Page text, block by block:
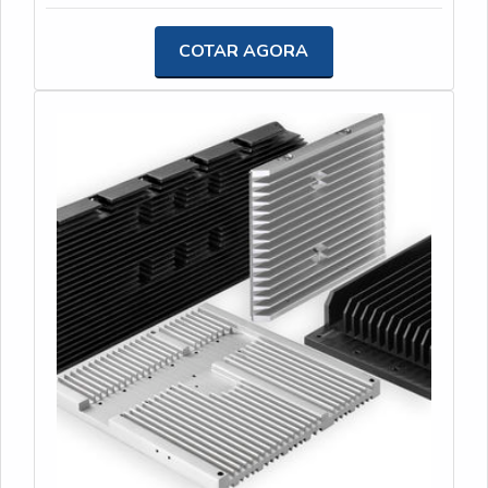
ramo, o cliente terá acesso a produtos de primeira
aço, com os colaboradores da Usinagem JK o cliente
encontrará assertividade e suporte personalizado via
PARA CABO DE AÇO A Usinagem JK foca seus
esforços em oferecer uma estrutura com escritório
de alta qualidade onde são realizadas as atividades
e sede em localização privilegiada na cidade de
Curitiba, tudo para oferecer luva para cabo de aço
com assertividade. Há muitas maneiras eficientes de
uma companhia demonstrar competência, excelência
e destaque em sua área de atuação. A Usinagem JK
se mostra referência por ter: Colaboradores
eficientes; Atendimento personalizado; Ótimo preço;
Rigoroso controle de qualidade. Ainda com uma
visão analítica sobre luva para cabo de aço, é
importante buscar uma empresa que tenha produtos
COTAR AGORA